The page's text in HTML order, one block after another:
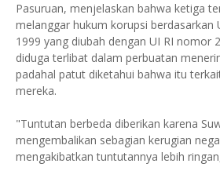
Pasuruan, menjelaskan bahwa ketiga
melanggar hukum korupsi berdasarkan
1999 yang diubah dengan UI RI nomor
diduga terlibat dalam perbuatan
padahal patut diketahui bahwa itu
mereka.
"Tuntutan berbeda diberikan karena
mengembalikan sebagian kerugian
mengakibatkan tuntutannya lebih